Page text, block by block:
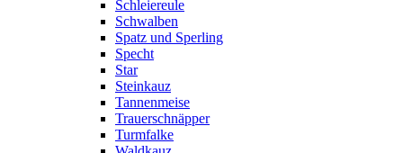
Schleiereule
Schwalben
Spatz und Sperling
Specht
Star
Steinkauz
Tannenmeise
Trauerschnäpper
Turmfalke